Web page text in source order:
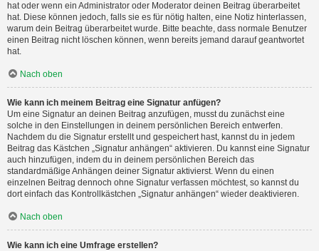
hat oder wenn ein Administrator oder Moderator deinen Beitrag überarbeitet
hat. Diese können jedoch, falls sie es für nötig halten, eine Notiz hinterlassen,
warum dein Beitrag überarbeitet wurde. Bitte beachte, dass normale Benutzer
einen Beitrag nicht löschen können, wenn bereits jemand darauf geantwortet
hat.
Nach oben
Wie kann ich meinem Beitrag eine Signatur anfügen?
Um eine Signatur an deinen Beitrag anzufügen, musst du zunächst eine
solche in den Einstellungen in deinem persönlichen Bereich entwerfen.
Nachdem du die Signatur erstellt und gespeichert hast, kannst du in jedem
Beitrag das Kästchen „Signatur anhängen“ aktivieren. Du kannst eine Signatur
auch hinzufügen, indem du in deinem persönlichen Bereich das
standardmäßige Anhängen deiner Signatur aktivierst. Wenn du einen
einzelnen Beitrag dennoch ohne Signatur verfassen möchtest, so kannst du
dort einfach das Kontrollkästchen „Signatur anhängen“ wieder deaktivieren.
Nach oben
Wie kann ich eine Umfrage erstellen?